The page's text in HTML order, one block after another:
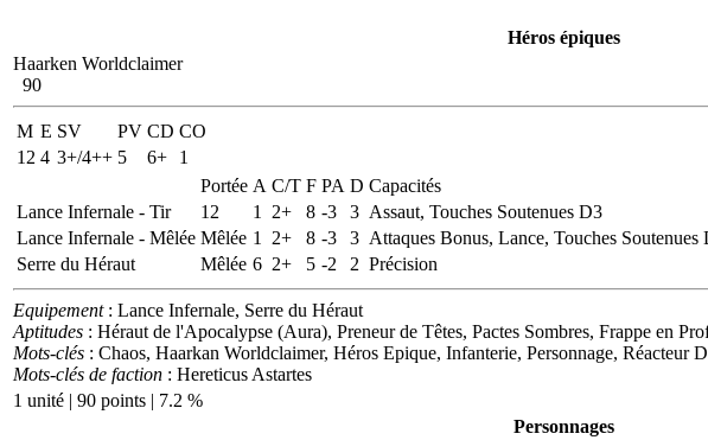
Héros épiques
Haarken Worldclaimer
90
M E SV PV CD CO
12 4 3+/4++ 5 6+
1
Portée A C/T F PA D Capacités
Lance Infernale - Tir
12 1 2+ 8 -3 3 Assaut, Touches Soutenues D3
Lance Infernale - Mêlée Mêlée 1 2+ 8 -3 3 Attaques Bonus, Lance, Touches Soutenues
Serre du Héraut
Mêlée 6 2+ 5 -2 2 Précision
Equipement: Lance Infernale, Serre du Héraut
Aptitudes : Héraut de l'Apocalypse (Aura), Preneur de Têtes, Pactes Sombres, Frappe en
Mots-clés : Chaos, Haarkan Worldclaimer, Héros Epique, Infanterie, Personnage, Réacteur
Mots-clés de faction : Hereticus Astartes
1 unité | 90 points | 7.2 %
Personnages